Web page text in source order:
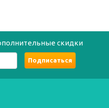
скидки